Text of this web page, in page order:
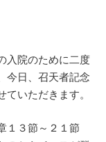
入院のために二度
今日、召天者記念
いただきます。
１３節～２１節